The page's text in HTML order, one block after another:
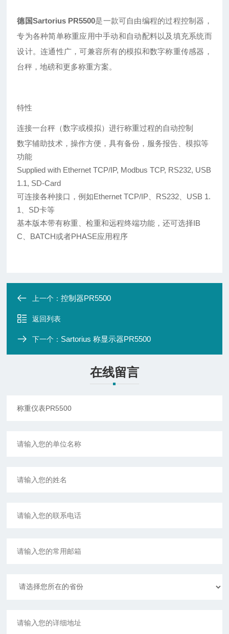
德国Sartorius PR5500是一款可自由编程的过程控制器，
专为各种简单称重应用中手动和自动配料以及填充系统而
设计。连通性广，可兼容所有的模拟和数字称重传感器，
台秤，地磅和更多称重方案。
特性
连接一台秤（数字或模拟）进行称重过程的自动控制
数字辅助技术，操作方便，具有备份，服务报告、模拟等
功能
Supplied with Ethernet TCP/IP, Modbus TCP, RS232, USB
1.1, SD-Card
可连接各种接口，例如Ethernet TCP/IP、RS232、USB 1.
1、SD卡等
基本版本带有称重、检重和远程终端功能，还可选择IB
C、BATCH或者PHASE应用程序
上一个：控制器PR5500
返回列表
下一个： Sartorius 称显示器PR5500
在线留言